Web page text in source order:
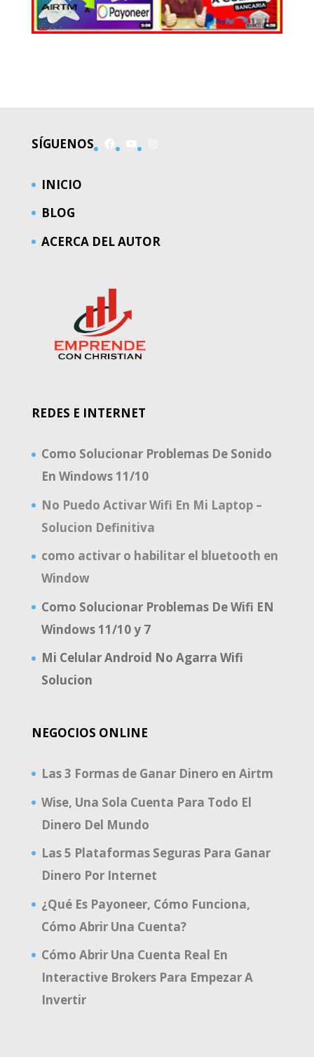
SÍGUENOS
INICIO
BLOG
ACERCA DEL AUTOR
REDES E INTERNET
Como Solucionar Problemas De Sonido
En Windows 11/10
No Puedo Activar Wifi En Mi Laptop –
Solucion Definitiva
como activar o habilitar el bluetooth en
Window
Como Solucionar Problemas De Wifi EN
Windows 11/10 y 7
Mi Celular Android No Agarra Wifi
Solucion
NEGOCIOS ONLINE
Las 3 Formas de Ganar Dinero en Airtm
Wise, Una Sola Cuenta Para Todo El
Dinero Del Mundo
Las 5 Plataformas Seguras Para Ganar
Dinero Por Internet
¿Qué Es Payoneer, Cómo Funciona,
Cómo Abrir Una Cuenta?
Cómo Abrir Una Cuenta Real En
Interactive Brokers Para Empezar A
Invertir